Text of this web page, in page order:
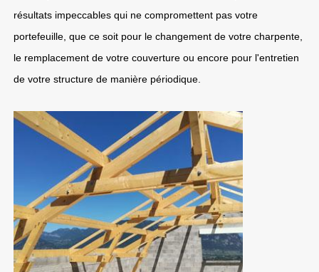
résultats impeccables qui ne compromettent pas votre
portefeuille, que ce soit pour le changement de votre charpente,
le remplacement de votre couverture ou encore pour l'entretien
de votre structure de manière périodique.